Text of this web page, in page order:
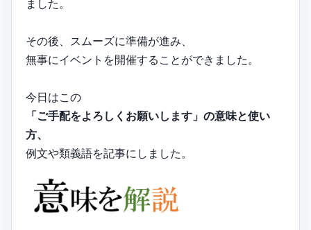
ました。
その後、スムーズに準備が進み、
無事にイベントを開催することができました。
今日はこの
「ご手配をよろしくお願いします」の意味と使い
方、
例文や類義語を記事にしました。